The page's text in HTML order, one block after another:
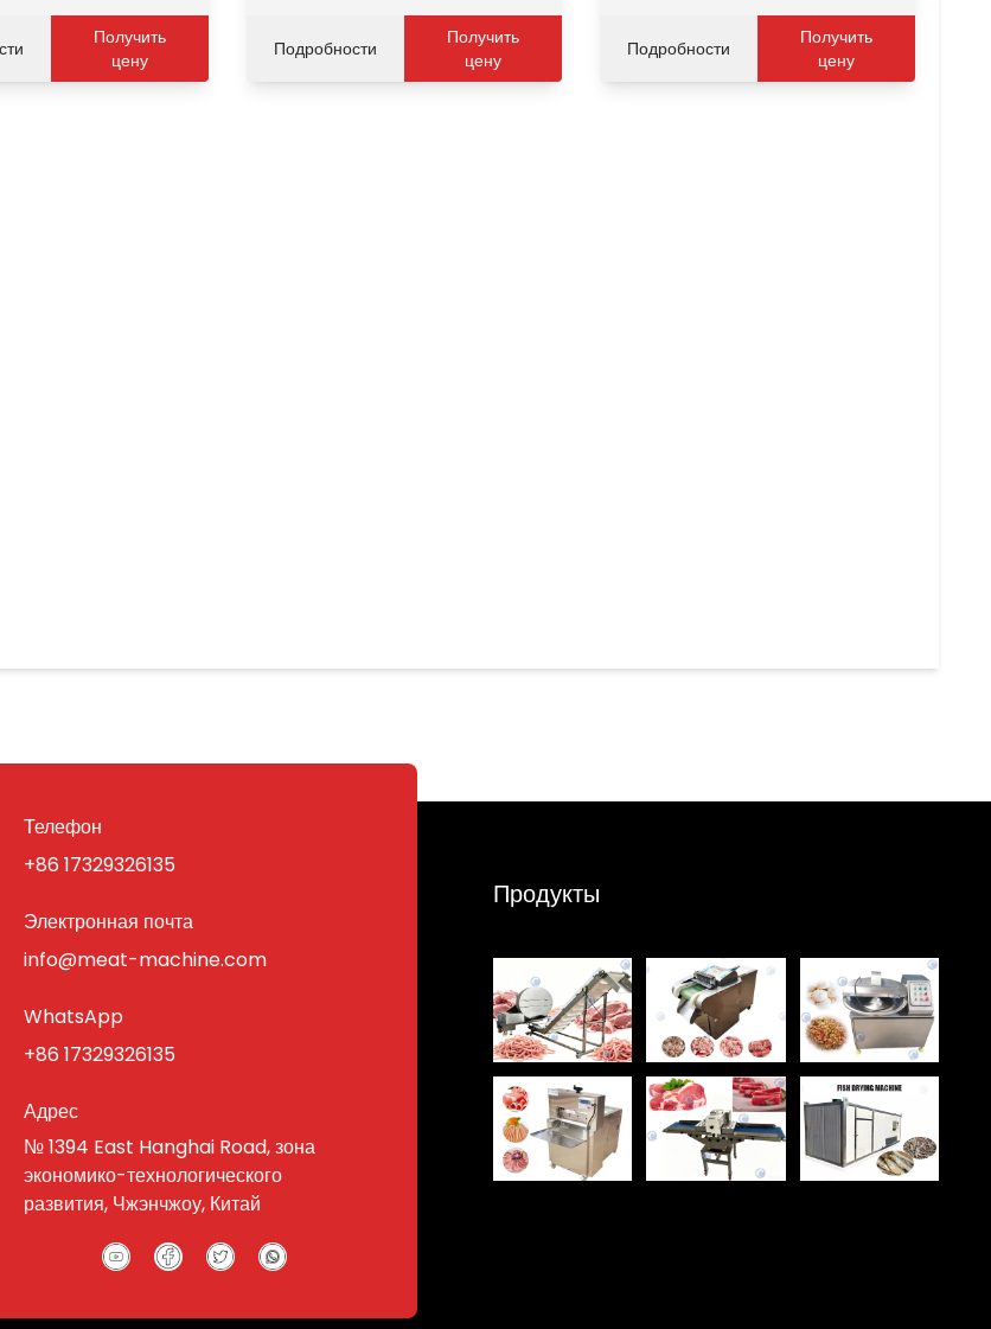
Получить
цену
Подробности
Получить
цену
Подробности
Получить
цену
Телефон
+86 17329326135
Электронная почта
info@meat-machine.com
WhatsApp
+86 17329326135
Адрес
№ 1394 East Hanghai Road, зона
экономико-технологического
развития, Чжэнчжоу, Китай
Продукты